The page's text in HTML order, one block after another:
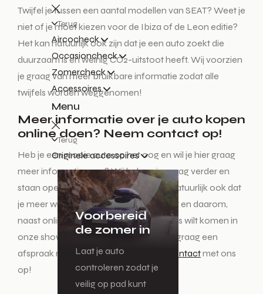
Terug
Aircocheck
Occasioncheck
Zomercheck
Accessoires
Menu
Terug
Originele accessoires
Voorbereid
de zomer in
Laat je auto
controleren zodat je
veilig op pad kunt
Twijfel je tussen een aantal modellen van SEAT? Weet je
niet of je moet kiezen voor de Ibiza of de Leon editie?
Het kan natuurlijk ook zijn dat je een auto zoekt die
duurzaam is en weinig CO2-uitstoot heeft. Wij voorzien
je graag van meer bruikbare informatie zodat alle
twijfels worden weggenomen!
Meer informatie over je auto kopen
online doen? Neem contact op!
Heb je een mooie auto op het oog en wil je hier graag
meer informatie over? Wij helpen je graag verder en
staan open voor al je vragen. Het kan natuurlijk ook dat
je meer wilt weten over ons assortiment en daarom,
naast online een auto zoeken, ook langs wilt komen in
onze showroom. Wij plannen hiervoor graag een
afspraak met je in! Neem eenvoudig
contactmet ons
op!